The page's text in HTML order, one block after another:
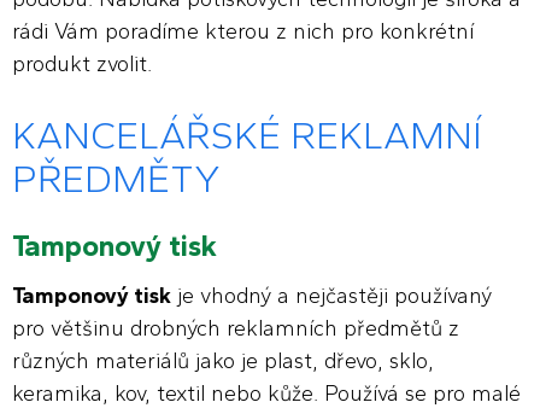
rádi Vám poradíme kterou z nich pro konkrétní
produkt zvolit.
KANCELÁŘSKÉ REKLAMNÍ
PŘEDMĚTY
Tamponový tisk
Tamponový tisk je vhodný a nejčastěji používaný
pro většinu drobných reklamních předmětů z
různých materiálů jako je plast, dřevo, sklo,
keramika, kov, textil nebo kůže. Používá se pro malé